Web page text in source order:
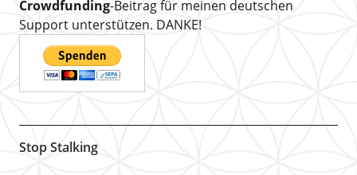
Crowdfunding-Beitrag für meinen deutschen
Support unterstützen. DANKE!
Stop Stalking